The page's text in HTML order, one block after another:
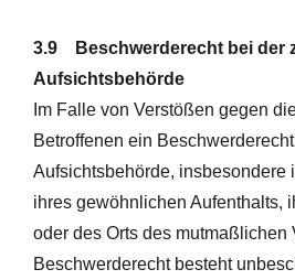
3.9 Beschwerderecht bei der
Aufsichtsbehörde
Im Falle von Verstößen gegen
Betroffenen ein
Aufsichtsbehörde, insbesondere
ihres gewöhnlichen Aufenthalts,
oder des Orts des mutmaßlichen
Beschwerderecht besteht